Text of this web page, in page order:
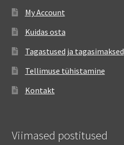
My Account
Kuidas osta
Tagastused ja tagasimaksed
Tellimuse tühistamine
Kontakt
Viimased postitused